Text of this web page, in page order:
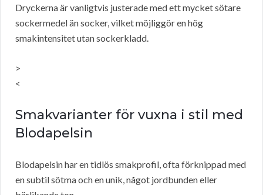
Dryckerna är vanligtvis justerade med ett mycket sötare
sockermedel än socker, vilket möjliggör en hög
smakintensitet utan sockerkladd.
>
<
Smakvarianter för vuxna i stil med
Blodapelsin
Blodapelsin har en tidlös smakprofil, ofta förknippad med
en subtil sötma och en unik, något jordbunden eller